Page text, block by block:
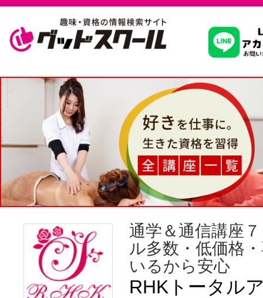
習いたいこ
スクールを
駅・路線か
通信講座を
体験レッス
通学＆通信講座
ル多数・低価格
いるから安心
RHKトータル